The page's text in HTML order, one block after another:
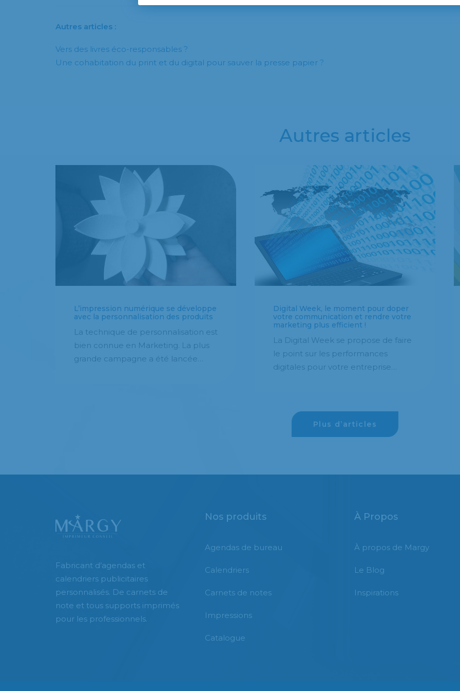
Autres articles :
Vers des livres éco-responsables ?
Une cohabitation du print et du digital pour sauver la presse papier ?
Autres articles
L’impression numérique se développe
avec la personnalisation des produits
La technique de personnalisation est
bien connue en Marketing. La plus
grande campagne a été lancée…
Digital Week, le moment pour doper
votre communication et rendre votre
marketing plus efficient !
La Digital Week se propose de faire
le point sur les performances
digitales pour votre entreprise…
Plus d’articles
Fabricant d’agendas et
calendriers publicitaires
personnalisés. De carnets de
note et tous supports imprimés
pour les professionnels.
Nos produits
Agendas de bureau
Calendriers
Carnets de notes
Impressions
Catalogue
À Propos
À propos de Margy
Le Blog
Inspirations